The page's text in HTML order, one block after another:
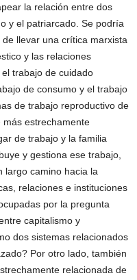
la relación entre dos
y el patriarcado. Se podría
llevar una crítica marxista
y las relaciones
trabajo de cuidado
de consumo y el trabajo
de trabajo reproductivo de
más estrechamente
de trabajo y la familia
y gestiona ese trabajo,
largo camino hacia la
relaciones e instituciones
por la pregunta
capitalismo y
dos sistemas relacionados
Por otro lado, también
relacionada de